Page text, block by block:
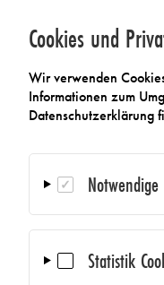
Cookies und
Wir verwenden
Informationen zum
Datenschutzerklärung
Notwendige
Statistik